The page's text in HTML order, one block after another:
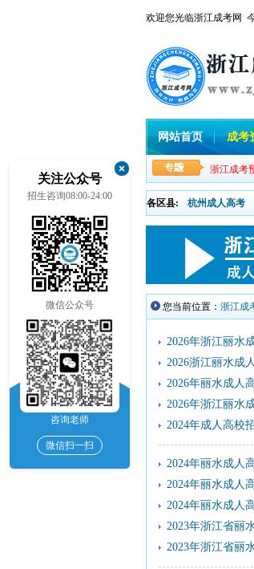
欢迎您光临浙江成考网
网站首页 成考
浙江成考
各区县: 杭州成人高考
关注公众号
招生咨询08:00-24:00
微信公众号
咨询老师
微信扫一扫
您当前位置： 浙江成
2026年浙江丽水
2026浙江丽水成
2026年丽水成人
2026年浙江丽水
2024年成人高校
2024年丽水成人
2024年丽水成人
2024年丽水成人
2023年浙江省丽
2023年浙江省丽